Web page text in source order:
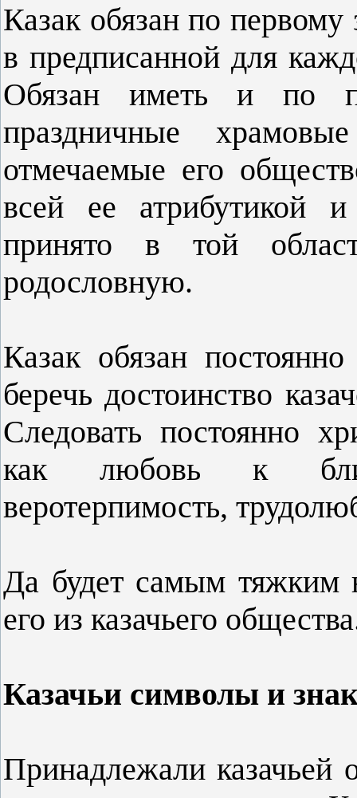
Казак обязан по первому
в предписанной для
Обязан иметь и по
праздничные
отмечаемые его
всей ее атрибутикой
принято в той
родословную.
Казак обязан
беречь достоинство
Следовать постоянно
как любовь к
веротерпимость,
Да будет самым тяжким
его из казачьего
Казачьи символы и
Принадлежали казачьей